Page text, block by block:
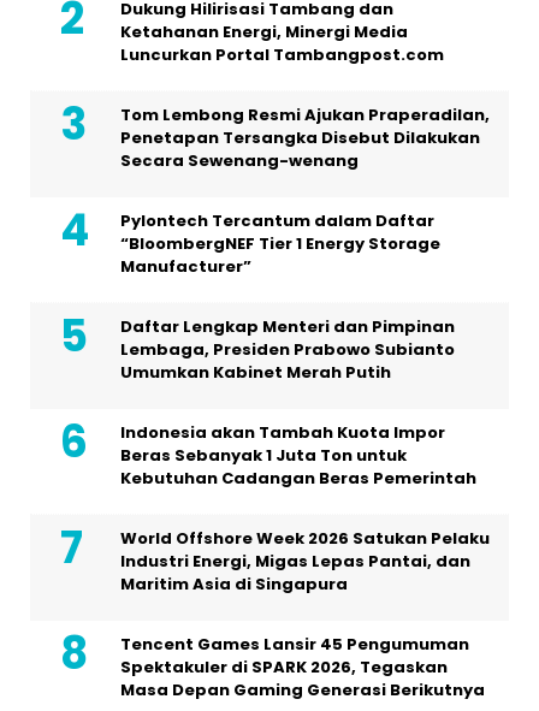
Dukung Hilirisasi Tambang dan
Ketahanan Energi, Minergi Media
Luncurkan Portal Tambangpost.com
Tom Lembong Resmi Ajukan Praperadilan,
Penetapan Tersangka Disebut Dilakukan
Secara Sewenang-wenang
Pylontech Tercantum dalam Daftar
“BloombergNEF Tier 1 Energy Storage
Manufacturer”
Daftar Lengkap Menteri dan Pimpinan
Lembaga, Presiden Prabowo Subianto
Umumkan Kabinet Merah Putih
Indonesia akan Tambah Kuota Impor
Beras Sebanyak 1 Juta Ton untuk
Kebutuhan Cadangan Beras Pemerintah
World Offshore Week 2026 Satukan Pelaku
Industri Energi, Migas Lepas Pantai, dan
Maritim Asia di Singapura
Tencent Games Lansir 45 Pengumuman
Spektakuler di SPARK 2026, Tegaskan
Masa Depan Gaming Generasi Berikutnya